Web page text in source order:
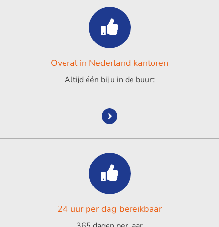
Overal in Nederland kantoren
Altijd één bij u in de buurt
24 uur per dag bereikbaar